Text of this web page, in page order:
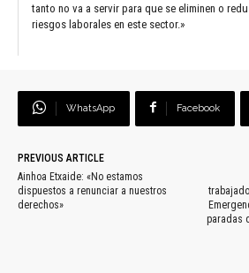
tanto no va a servir para que se eliminen o
riesgos laborales en este sector.»
WhatsApp Facebook
PREVIOUS ARTICLE
Ainhoa Etxaide: «No estamos
dispuestos a renunciar a nuestros
derechos»
paradas